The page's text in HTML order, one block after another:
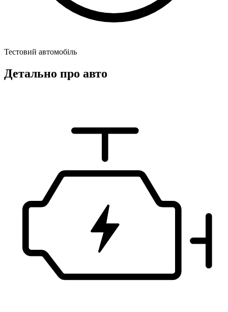
Тестовий автомобіль
Детально про авто